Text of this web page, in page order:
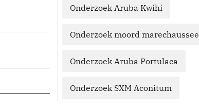
Onderzoek Aruba Kwihi
Onderzoek moord marechaussee
Onderzoek Aruba Portulaca
Onderzoek SXM Aconitum